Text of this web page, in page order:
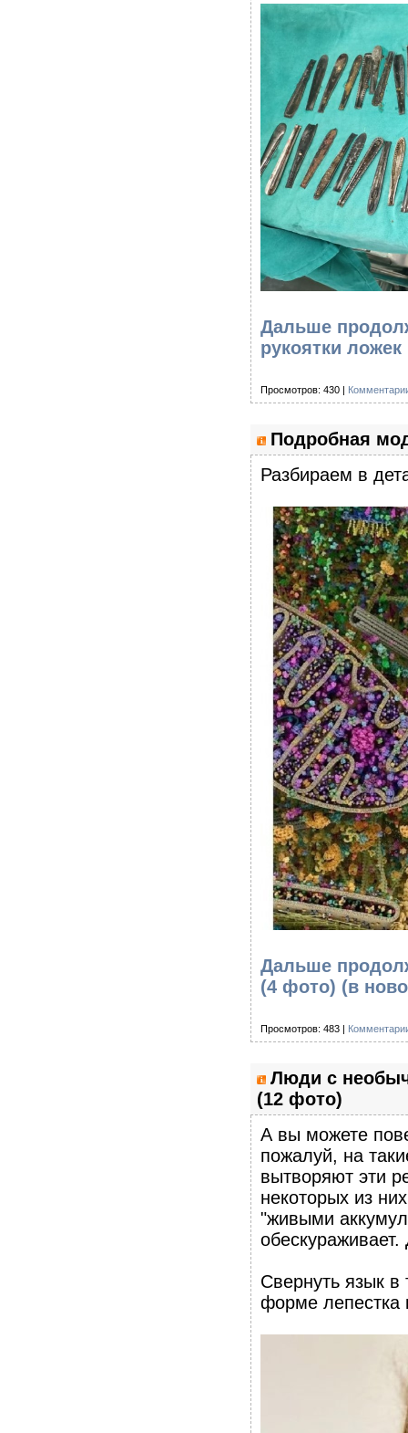
Дальше
рукоятки
Просмотров: 430 |
Подробная
Разбираем в
Дальше
(4 фото) (в
Просмотров: 483 |
Люди с
(12 фото)
А вы можете
пожалуй, на
вытворяют эти
некоторых из
"живыми
Свернуть язык
форме лепестка